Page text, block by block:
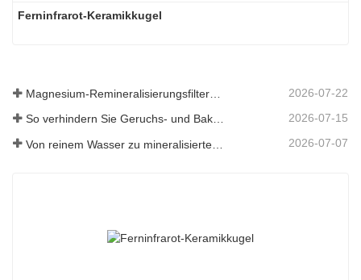
Ferninfrarot-Keramikkugel
2026-07-22
So verhindern Sie Geruchs- und Bakterienbildung in Abwassertanks von Scheuersaugmaschinen 2026-07-15
2026-07-07